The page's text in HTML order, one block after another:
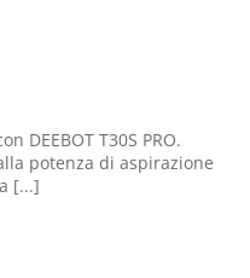
DEEBOT T30S PRO.
potenza di aspirazione
[...]